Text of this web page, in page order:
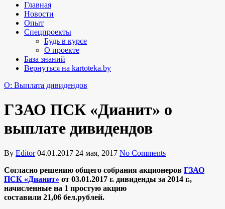
Главная
Новости
Опыт
Спецпроекты
Будь в курсе
О проекте
База знаний
Вернуться на kartoteka.by
O: Выплата дивидендов
ГЗАО ПСК «Дианит» о
выплате дивидендов
By Editor 04.01.2017 24 мая, 2017 No Comments
Согласно решению общего собрания акционеров ГЗАО
ПСК «Дианит» от 03.01.2017 г. дивиденды за 2014 г.,
начисленные на 1 простую акцию
составили 21,06 бел.рублей.